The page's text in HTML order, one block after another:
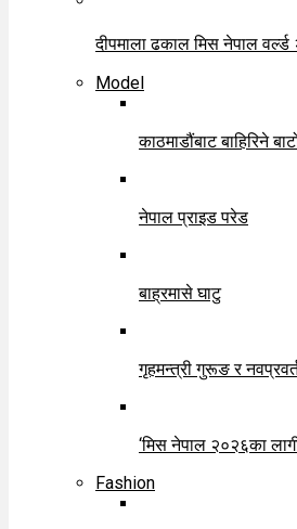
दीपमाला ढकाल मिस नेपाल
Model
काठमाडौंबाट बाहिरिने
नेपाल प्राइड परेड
बाह्रमासे घाटु
गृहमन्त्री गुरूङ र
‘मिस नेपाल २०२६का
Fashion